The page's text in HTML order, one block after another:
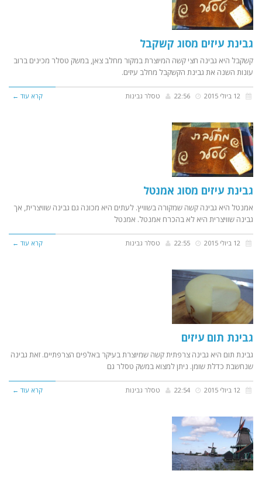
גבינת עיזים מסוג קשקבל
קשקבל היא גבינה חצי קשה המיוצרת במקור מחלב צאן, במשק טסלר מכינים ברוב
עונות השנה את גבינת הקשקבל מחלב עיזים.
טסלר גבינות קרא עוד ←
גבינת עיזים מסוג אמנטל
אמנטל היא גבינה קשה שמקורה בשוויץ. לעתים היא מכונה גם גבינה שוויצרית, אך
גבינה שוויצרית היא לא בהכרח אמנטל. אמנטל
טסלר גבינות קרא עוד ←
גבינת תום עיזים
גבינת תום היא גבינה צרפתית קשה שמיוצרת בעיקר באלפים הצרפתיים. זאת גבינה
שנחשבת כדלת שומן. ניתן למצוא במשק טסלר גם
טסלר גבינות קרא עוד ←